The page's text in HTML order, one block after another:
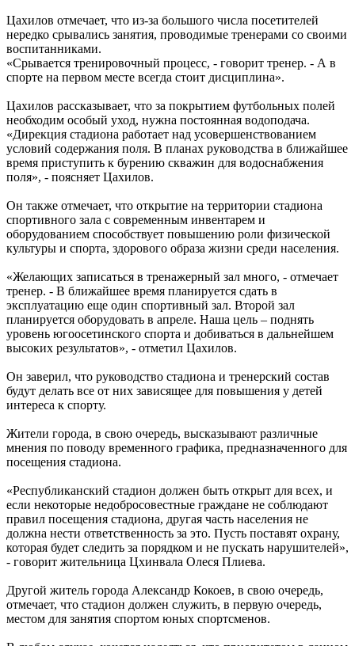
Цахилов отмечает, что из-за большого числа посетителей
нередко срывались занятия, проводимые тренерами со своими
воспитанниками.
«Срывается тренировочный процесс, - говорит тренер. - А в
спорте на первом месте всегда стоит дисциплина».
Цахилов рассказывает, что за покрытием футбольных полей
необходим особый уход, нужна постоянная водоподача.
«Дирекция стадиона работает над усовершенствованием
условий содержания поля. В планах руководства в ближайшее
время приступить к бурению скважин для водоснабжения
поля», - поясняет Цахилов.
Он также отмечает, что открытие на территории стадиона
спортивного зала с современным инвентарем и
оборудованием способствует повышению роли физической
культуры и спорта, здорового образа жизни среди населения.
«Желающих записаться в тренажерный зал много, - отмечает
тренер. - В ближайшее время планируется сдать в
эксплуатацию еще один спортивный зал. Второй зал
планируется оборудовать в апреле. Наша цель – поднять
уровень югоосетинского спорта и добиваться в дальнейшем
высоких результатов», - отметил Цахилов.
Он заверил, что руководство стадиона и тренерский состав
будут делать все от них зависящее для повышения у детей
интереса к спорту.
Жители города, в свою очередь, высказывают различные
мнения по поводу временного графика, предназначенного для
посещения стадиона.
«Республиканский стадион должен быть открыт для всех, и
если некоторые недобросовестные граждане не соблюдают
правил посещения стадиона, другая часть населения не
должна нести ответственность за это. Пусть поставят охрану,
которая будет следить за порядком и не пускать нарушителей»,
- говорит жительница Цхинвала Олеся Плиева.
Другой житель города Александр Кокоев, в свою очередь,
отмечает, что стадион должен служить, в первую очередь,
местом для занятия спортом юных спортсменов.